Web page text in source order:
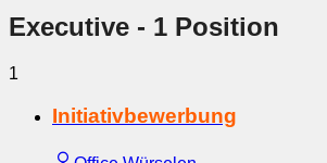
Executive - 1 Position
1
Initiativbewerbung